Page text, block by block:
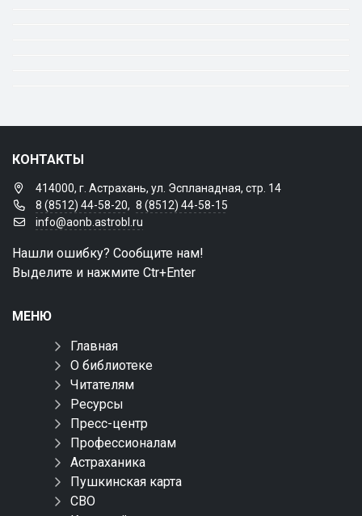
КОНТАКТЫ
414000, г. Астрахань, ул. Эспланадная, стр. 14
8 (8512) 44-58-20, 8 (8512) 44-58-15
info@aonb.astrobl.ru
Нашли ошибку? Сообщите нам!
Выделите и нажмите Ctr+Enter
МЕНЮ
Главная
О библиотеке
Читателям
Ресурсы
Пресс-центр
Профессионалам
Астраханика
Пушкинская карта
СВО